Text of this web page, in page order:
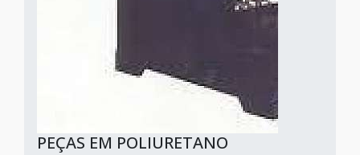
PEÇAS EM POLIURETANO